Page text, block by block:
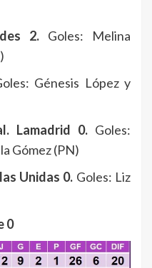
2. Goles: Melina
Génesis López y
Lamadrid 0. Goles:
Gómez (PN)
Unidas 0. Goles: Liz
0